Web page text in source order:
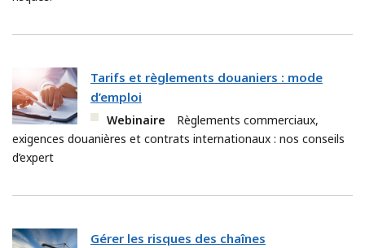
Tarifs et règlements douaniers : mode
d’emploi
Webinaire
Règlements commerciaux,
exigences douanières et contrats internationaux : nos conseils
d’expert
Gérer les risques des chaînes